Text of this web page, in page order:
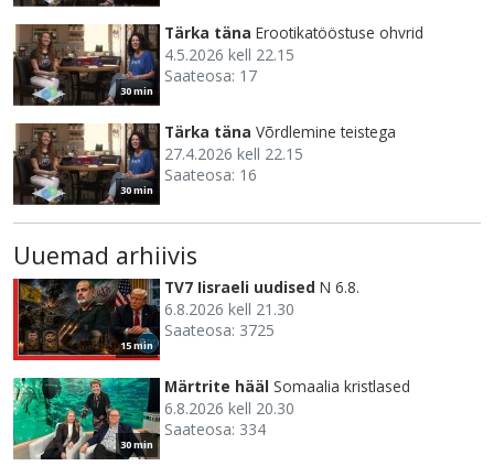
30 min
Tärka täna Erootikatööstuse ohvrid
4.5.2026 kell 22.15
Saateosa: 17
30 min
Tärka täna Võrdlemine teistega
27.4.2026 kell 22.15
Saateosa: 16
Uuemad arhiivis
15 min
TV7 Iisraeli uudised N 6.8.
6.8.2026 kell 21.30
Saateosa: 3725
30 min
Märtrite hääl Somaalia kristlased
6.8.2026 kell 20.30
Saateosa: 334